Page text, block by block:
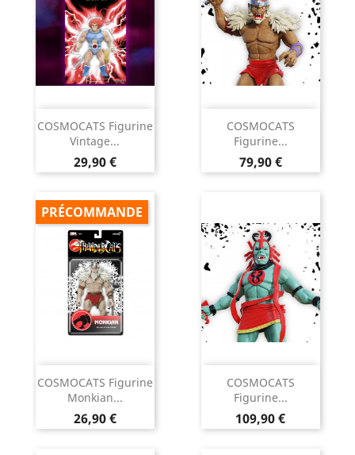
COSMOCATS Figurine
Vintage...
Prix
29,90 €
COSMOCATS
Figurine...
Prix
79,90 €
COSMOCATS Figurine
Monkian...
Prix
26,90 €
PRÉCOMMANDE
COSMOCATS
Figurine...
Prix
109,90 €